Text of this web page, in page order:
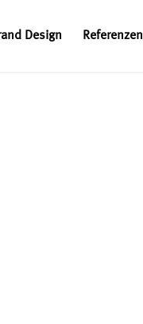
Design Referenzen